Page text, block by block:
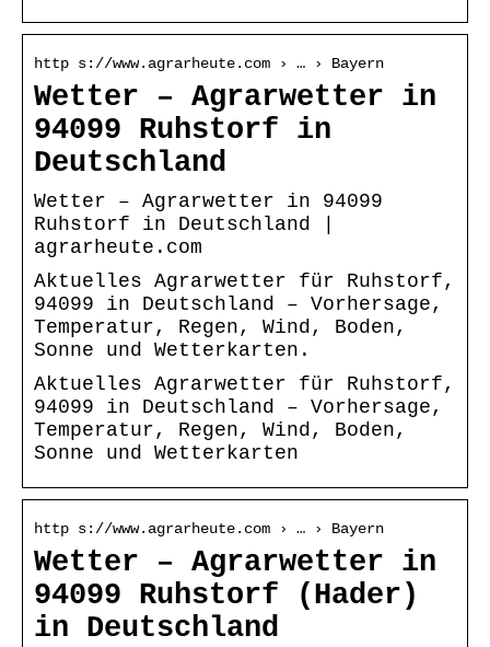
http s://www.agrarheute.com › … › Bayern
Wetter – Agrarwetter in
94099 Ruhstorf in
Deutschland
Wetter – Agrarwetter in 94099
Ruhstorf in Deutschland |
agrarheute.com
Aktuelles Agrarwetter für Ruhstorf,
94099 in Deutschland – Vorhersage,
Temperatur, Regen, Wind, Boden,
Sonne und Wetterkarten.
Aktuelles Agrarwetter für Ruhstorf,
94099 in Deutschland – Vorhersage,
Temperatur, Regen, Wind, Boden,
Sonne und Wetterkarten
http s://www.agrarheute.com › … › Bayern
Wetter – Agrarwetter in
94099 Ruhstorf (Hader)
in Deutschland